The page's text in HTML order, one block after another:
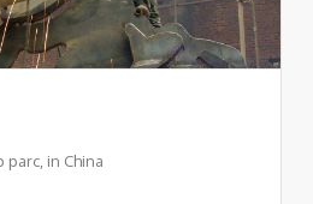
in China